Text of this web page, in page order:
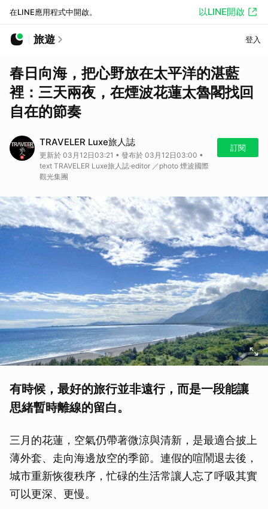
在LINE應用程式中開啟。 以LINE開啟
旅遊 登入
春日向海，把心野放在太平洋的湛藍
裡：三天兩夜，在煙波花蓮太魯閣找回
自在的節奏
TRAVELER Luxe旅人誌
更新於 03月12日03:21 • 發布於 03月12日03:00 •
text TRAVELER Luxe旅人誌·editor ／photo 煙波國際
觀光集團
訂閱
有時候，最好的旅行並非遠行，而是一段能讓
思緒暫時離線的留白。
三月的花蓮，空氣仍帶著微涼與清新，是最適合披上
薄外套、走向海邊放空的季節。連假的喧鬧退去後，
城市重新恢復秩序，忙碌的生活常讓人忘了呼吸其實
可以更深、更慢。